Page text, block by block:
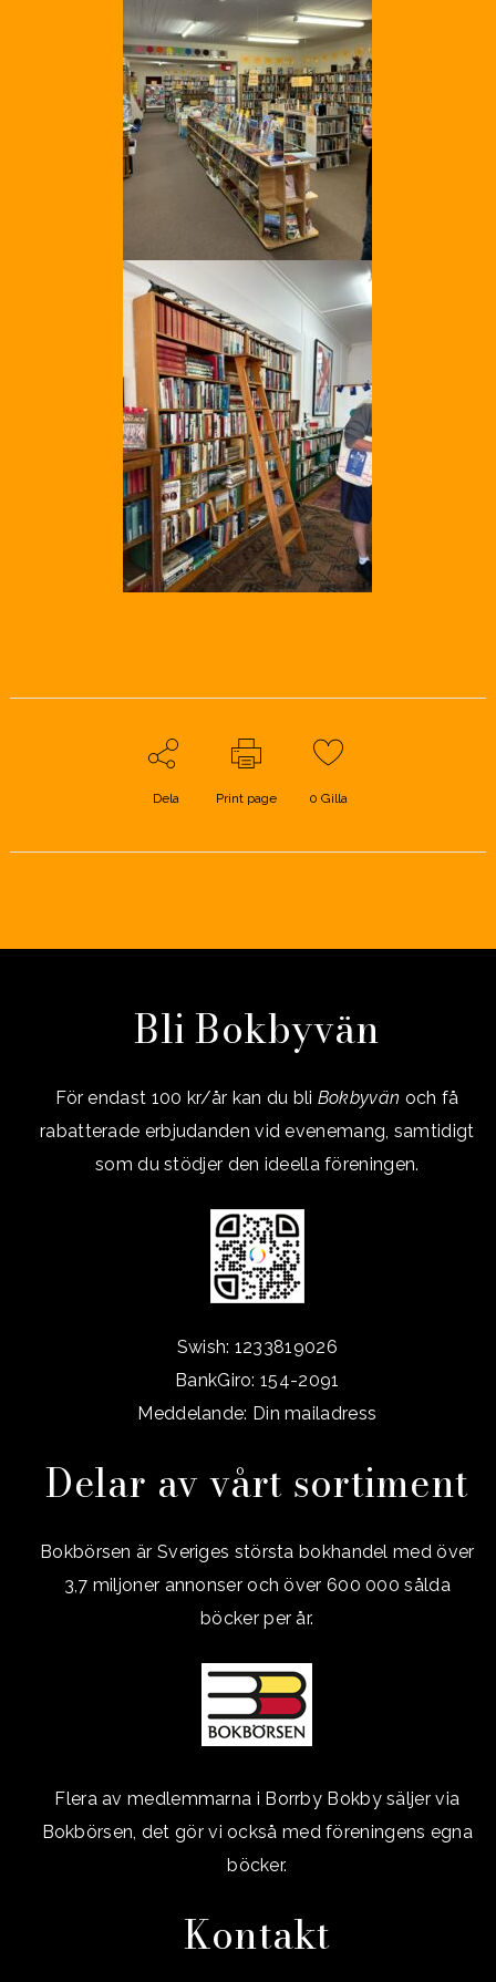
Dela Print page 0 Gilla
Bli Bokbyvän
För endast 100 kr/år kan du bli Bokbyvän och få
rabatterade erbjudanden vid evenemang, samtidigt
som du stödjer den ideella föreningen.
Swish: 1233819026
BankGiro: 154-2091
Meddelande: Din mailadress
Delar av vårt sortiment
Bokbörsen är Sveriges största bokhandel med över
3,7 miljoner annonser och över 600 000 sålda
böcker per år.
Flera av medlemmarna i Borrby Bokby säljer via
Bokbörsen, det gör vi också med föreningens egna
böcker.
Kontakt